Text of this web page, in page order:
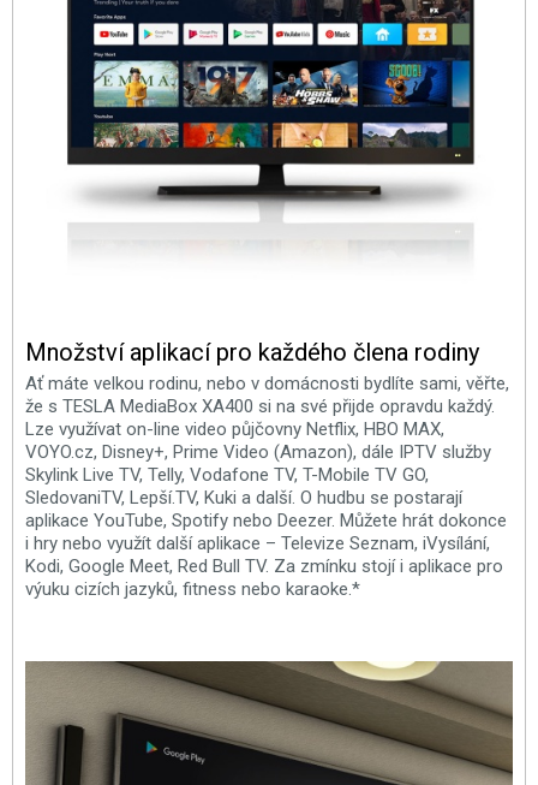
Množství aplikací pro každého člena rodiny
Ať máte velkou rodinu, nebo v domácnosti bydlíte sami, věřte,
že s TESLA MediaBox XA400 si na své přijde opravdu každý.
Lze využívat on-line video půjčovny Netflix, HBO MAX,
VOYO.cz, Disney+, Prime Video (Amazon), dále IPTV služby
Skylink Live TV, Telly, Vodafone TV, T-Mobile TV GO,
SledovaniTV, Lepší.TV, Kuki a další. O hudbu se postarají
aplikace YouTube, Spotify nebo Deezer. Můžete hrát dokonce
i hry nebo využít další aplikace – Televize Seznam, iVysílání,
Kodi, Google Meet, Red Bull TV. Za zmínku stojí i aplikace pro
výuku cizích jazyků, fitness nebo karaoke.*